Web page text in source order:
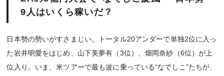
9人はいくら稼いだ？
日本勢の勢いがすさまじい。トータル20アンダーで単独2位に入っ
た岩井明愛をはじめ、山下美夢有（3位）、畑岡奈紗（6位）が上
位入り。いま、米ツアーで最も波に乗っている“なでしこ”たちが、